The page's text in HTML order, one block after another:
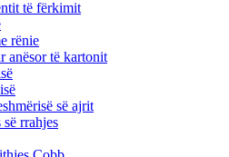
të fërkimit
rënie
anësor të kartonit
së ajrit
së rrahjes